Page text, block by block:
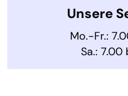
Unsere
Mo.-Fr.:
Sa.: 7.00